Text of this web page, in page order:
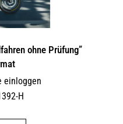
ohne Prüfung”
einloggen
H